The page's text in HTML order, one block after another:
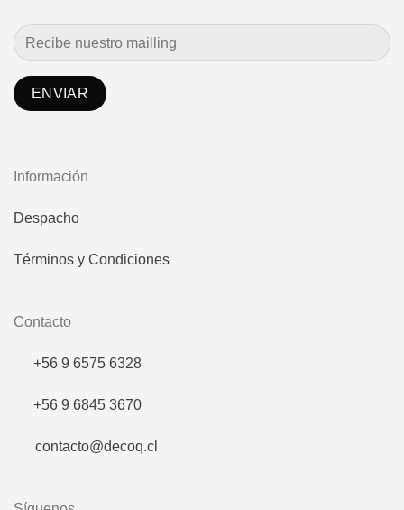
Información
Despacho
Términos y Condiciones
Contacto
+56 9 6575 6328
+56 9 6845 3670
contacto@decoq.cl